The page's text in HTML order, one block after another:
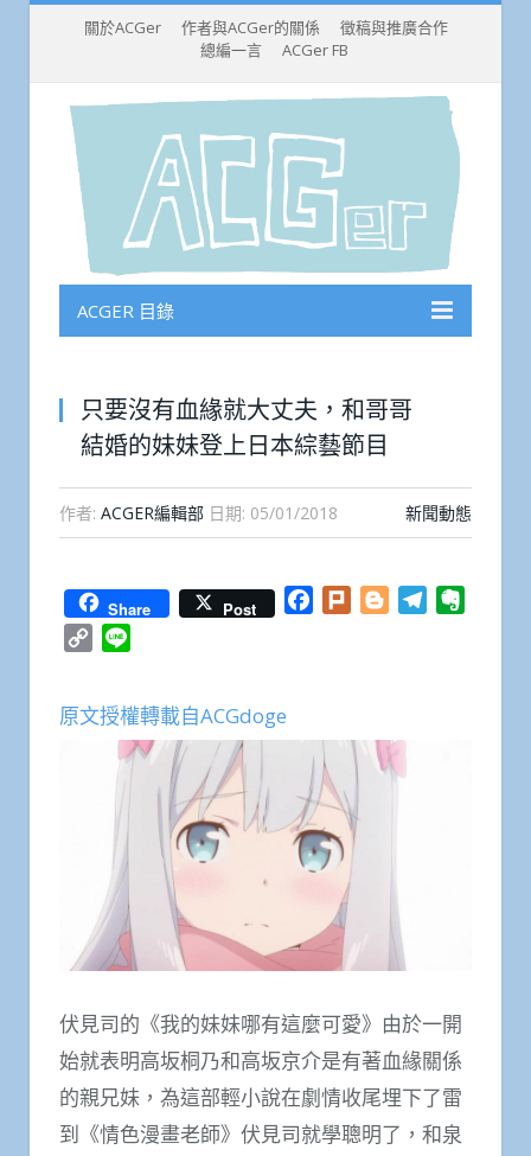
關於ACGer 作者與ACGer的關係
徵稿與推廣合作
總編一言
ACGer FB
ACGER 目錄
只要沒有血緣就大丈夫，和哥哥
結婚的妹妹登上日本綜藝節目
作者: ACGER編輯部 日期: 05/01/2018 新聞動態
Share Post Facebook
Plurk BloggerTelegram
Copy
原文授權轉載自ACGdoge
伏見司的《我的妹妹哪有這麼可愛》由於一開
始就表明高坂桐乃和高坂京介是有著血緣關係
的親兄妹，為這部輕小說在劇情收尾埋下了雷
到《情色漫畫老師》伏見司就學聰明了，和泉